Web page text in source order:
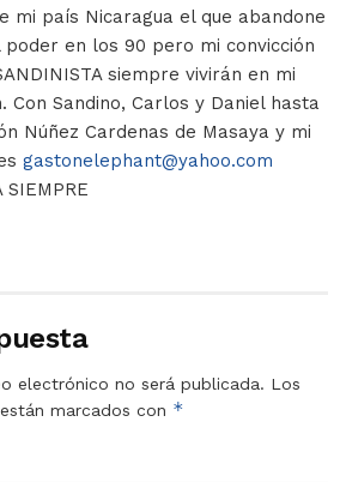
mi país Nicaragua el que abandone
en los 90 pero mi convicción
siempre vivirán en mi
Con Sandino, Carlos y Daniel hasta
Núñez Cardenas de Masaya y mi
gastonelephant@yahoo.com
SIEMPRE
electrónico no será publicada. Los
marcados con *